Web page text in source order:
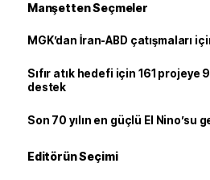
Manşetten Seçmeler
MGK’dan İran-ABD çatışmaları
Sıfır atık hedefi için 161 projeye
destek
Son 70 yılın en güçlü El Nino’su
Editörün Seçimi